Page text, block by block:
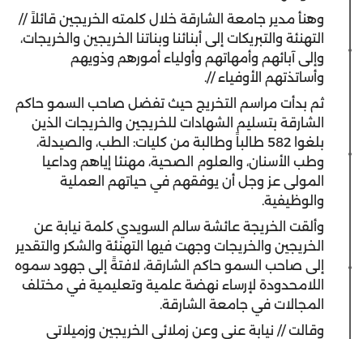
وهنأ مدير جامعة الشارقة خلال كلمته الخريجين قائلاً //
التهنئة والتبريكات إلى أبنائنا وبناتنا الخريجين والخريجات،
وإلى آبائهم وأمهاتهم وأولياء أمورهم وذويهم
وأساتذتهم الأوفياء //.
ثم بدأت مراسم التخريج حيث تفضل صاحب السمو حاكم
الشارقة بتسليم الشهادات للخريجين والخريجات الذين
بلغوا 582 طالباً وطالبة من كليات: الطب، والصيدلة،
وطب الأسنان، والعلوم الصحية، مهنئا إياهم وداعيا
المولى عز وجل أن يوفقهم في حياتهم العملية
والوظيفية.
وألقت الخريجة عائشة سالم السويدي كلمة نيابة عن
الخريجين والخريجات وجهت فيها التهنئة والشكر والتقدير
إلى صاحب السمو حاكم الشارقة، لافتةً إلى جهود سموه
اللامحدودة لإرساء نهضة علمية وتعليمية في مختلف
المجالات في جامعة الشارقة.
وقالت // نيابة عني وعن زملائي الخريجين وزميلاتي